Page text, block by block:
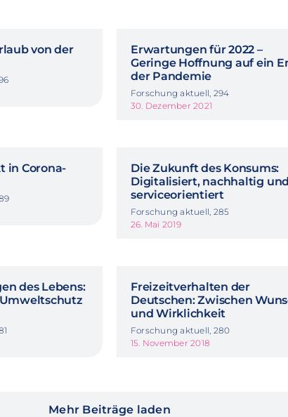
von der
Erwartungen für 2022 –
Geringe Hoffnung auf ein
der Pandemie
Forschung aktuell, 294
30. Dezember 2021
in Corona-
Die Zukunft des Konsums:
Digitalisiert, nachhaltig und
serviceorientiert
Forschung aktuell, 285
26. Mai 2019
des Lebens:
Freizeitverhalten der
Deutschen: Zwischen
und Wirklichkeit
Forschung aktuell, 280
15. November 2018
Mehr Beiträge laden